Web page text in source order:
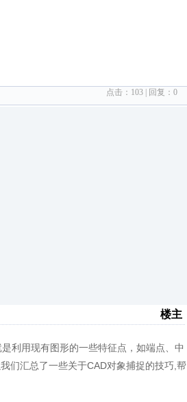
点击： 103 | 回复： 0
楼主
利用现有图形的一些特征点，如端点、中
们汇总了一些关于CAD对象捕捉的技巧,帮